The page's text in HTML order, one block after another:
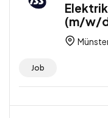
(m/w/
Job